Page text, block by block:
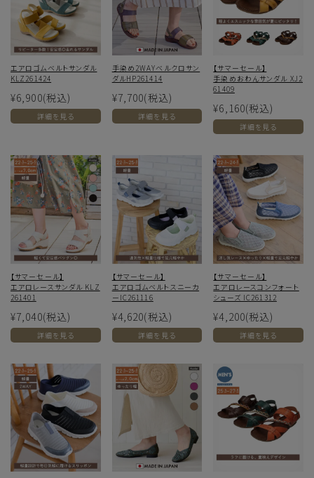
エアロゴムベルトサンダル
KLZ261424
¥6,900(税込)
詳細を見る
手染め2WAYベルクロサン
ダルHP261414
¥7,700(税込)
詳細を見る
【サマーセール】
手染めおわんサンダル XJ2
61409
¥6,160(税込)
詳細を見る
【サマーセール】
エアロレースサンダル KLZ
261401
¥7,040(税込)
詳細を見る
【サマーセール】
エアロゴムベルトスニーカ
ーIC261116
¥4,620(税込)
詳細を見る
【サマーセール】
エアロレースコンフォート
シューズ IC261312
¥4,200(税込)
詳細を見る